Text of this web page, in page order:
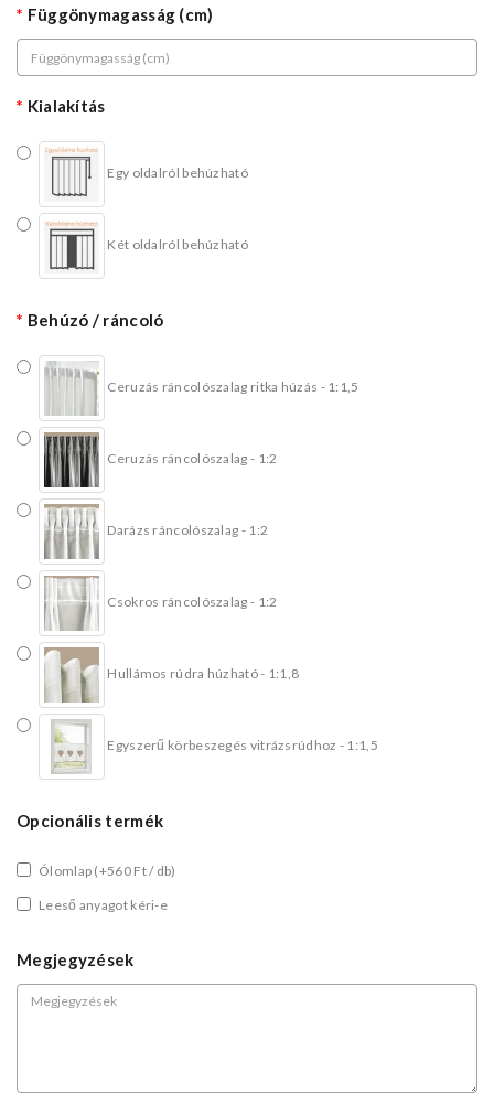
Függönymagasság (cm)
Kialakítás
Egy oldalról behúzható
Két oldalról behúzható
Behúzó / ráncoló
Ceruzás ráncolószalag ritka húzás - 1:1,5
Ceruzás ráncolószalag - 1:2
Darázs ráncolószalag - 1:2
Csokros ráncolószalag - 1:2
Hullámos rúdra húzható - 1:1,8
Egyszerű körbeszegés vitrázsrúdhoz - 1:1,5
Opcionális termék
Ólomlap (+560 Ft / db)
Leeső anyagot kéri-e
Megjegyzések